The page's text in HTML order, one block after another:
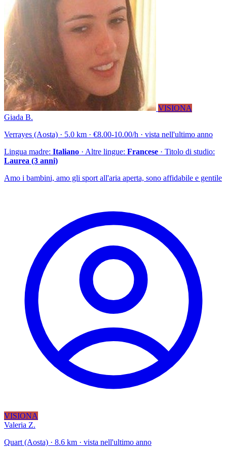
VISIONA
Giada B.
Verrayes (Aosta) · 5.0 km · €8.00-10.00/h · vista nell'ultimo anno
Lingua madre: Italiano · Altre lingue: Francese · Titolo di studio:
Laurea (3 anni)
Amo i bambini, amo gli sport all'aria aperta, sono affidabile e gentile
VISIONA
Valeria Z.
Quart (Aosta) · 8.6 km · vista nell'ultimo anno